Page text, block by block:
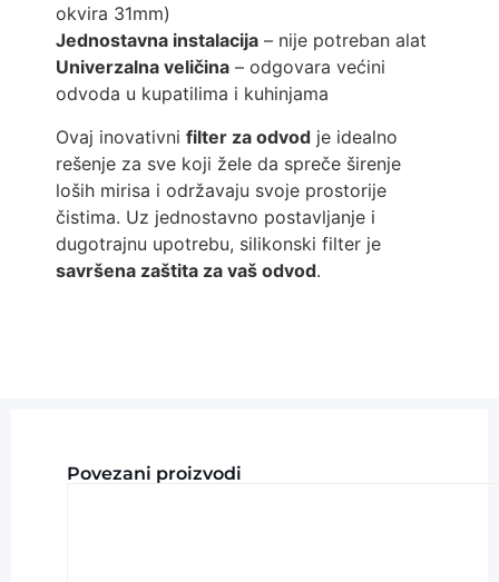
okvira 31mm)
Jednostavna instalacija – nije potreban alat
Univerzalna veličina – odgovara većini
odvoda u kupatilima i kuhinjama
Ovaj inovativni filter za odvod je idealno
rešenje za sve koji žele da spreče širenje
loših mirisa i održavaju svoje prostorije
čistima. Uz jednostavno postavljanje i
dugotrajnu upotrebu, silikonski filter je
savršena zaštita za vaš odvod.
Povezani proizvodi